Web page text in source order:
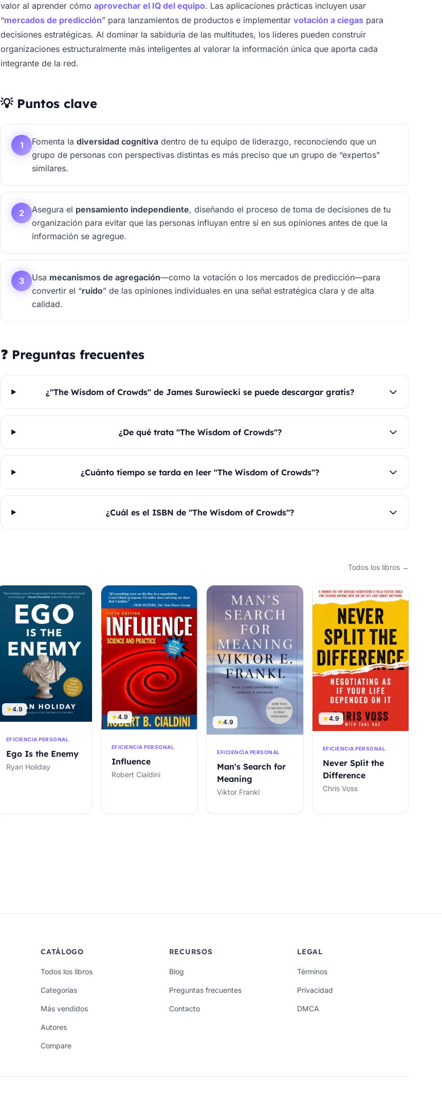
valor al aprender cómoaprovechar el IQ del equipo. Las aplicaciones prácticas incluyen usar
“mercados de predicción” para lanzamientos de productos e implementarvotación a ciegas para
decisiones estratégicas. Al dominar la sabiduría de las multitudes, los líderes pueden construir
organizaciones estructuralmente más inteligentes al valorar la información única que aporta cada
integrante de la red.
💡 Puntos clave
1 Fomenta ladiversidad cognitiva dentro de tu equipo de liderazgo, reconociendo que un
grupo de personas con perspectivas distintas es más preciso que un grupo de “expertos”
similares.
2 Asegura el pensamiento independiente, diseñando el proceso de toma de decisiones de tu
organización para evitar que las personas influyan entre sí en sus opiniones antes de que la
información se agregue.
3 Usa mecanismos de agregación—como la votación o los mercados de predicción—para
convertir el “ruido” de las opiniones individuales en una señal estratégica clara y de alta
calidad.
❓ Preguntas frecuentes
¿"The Wisdom of Crowds" de James Surowiecki se puede descargar gratis?
¿De qué trata "The Wisdom of Crowds"?
¿Cuánto tiempo se tarda en leer "The Wisdom of Crowds"?
¿Cuál es el ISBN de "The Wisdom of Crowds"?
Todos los libros →
4.9
EFICIENCIA PERSONAL
Ego Is the Enemy
Ryan Holiday
4.9
EFICIENCIA PERSONAL
Influence
Robert Cialdini
4.9
EFICIENCIA PERSONAL
Man's Search for
Meaning
Viktor Frankl
4.9
EFICIENCIA PERSONAL
Never Split the
Difference
Chris Voss
CATÁLOGO
Todos los libros
Categorías
Más vendidos
Autores
Compare
RECURSOS
Blog
Preguntas frecuentes
Contacto
LEGAL
Términos
Privacidad
DMCA